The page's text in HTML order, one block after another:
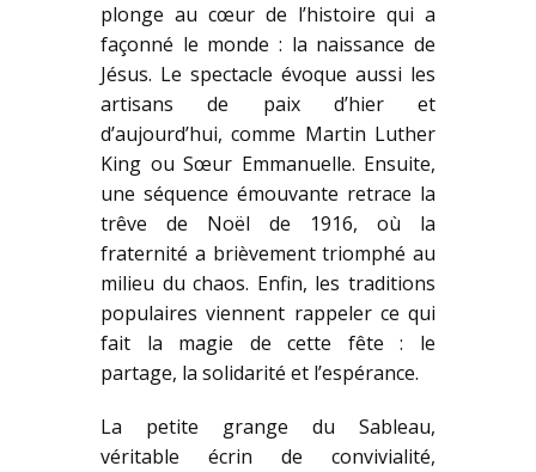
plonge au cœur de l’histoire qui a
façonné le monde : la naissance de
Jésus. Le spectacle évoque aussi les
artisans de paix d’hier et
d’aujourd’hui, comme Martin Luther
King ou Sœur Emmanuelle. Ensuite,
une séquence émouvante retrace la
trêve de Noël de 1916, où la
fraternité a brièvement triomphé au
milieu du chaos. Enfin, les traditions
populaires viennent rappeler ce qui
fait la magie de cette fête : le
partage, la solidarité et l’espérance.
La petite grange du Sableau,
véritable écrin de convivialité,